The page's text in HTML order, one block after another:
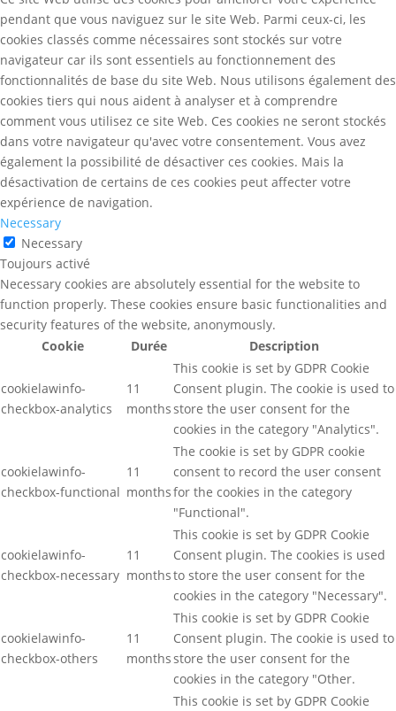
pendant que vous naviguez sur le site Web. Parmi ceux-ci, les
cookies classés comme nécessaires sont stockés sur votre
navigateur car ils sont essentiels au fonctionnement des
fonctionnalités de base du site Web. Nous utilisons également des
cookies tiers qui nous aident à analyser et à comprendre
comment vous utilisez ce site Web. Ces cookies ne seront stockés
dans votre navigateur qu'avec votre consentement. Vous avez
également la possibilité de désactiver ces cookies. Mais la
désactivation de certains de ces cookies peut affecter votre
expérience de navigation.
Necessary
Necessary
Toujours activé
Necessary cookies are absolutely essential for the website to
function properly. These cookies ensure basic functionalities and
security features of the website, anonymously.
Cookie
Durée Description
cookielawinfo-
checkbox-analytics
11
months
This cookie is set by GDPR Cookie
Consent plugin. The cookie is used to
store the user consent for the
cookies in the category "Analytics".
cookielawinfo-
checkbox-functional
11
months
The cookie is set by GDPR cookie
consent to record the user consent
for the cookies in the category
"Functional".
cookielawinfo-
checkbox-necessary
11
months
This cookie is set by GDPR Cookie
Consent plugin. The cookies is used
to store the user consent for the
cookies in the category "Necessary".
cookielawinfo-
checkbox-others
11
months
This cookie is set by GDPR Cookie
Consent plugin. The cookie is used to
store the user consent for the
cookies in the category "Other.
This cookie is set by GDPR Cookie